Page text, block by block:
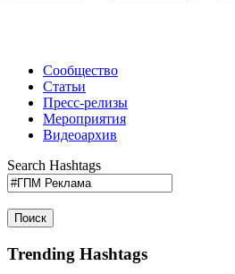
Сообщество
Статьи
Пресс-релизы
Мероприятия
Видеоархив
Search Hashtags
Поиск
Trending Hashtags